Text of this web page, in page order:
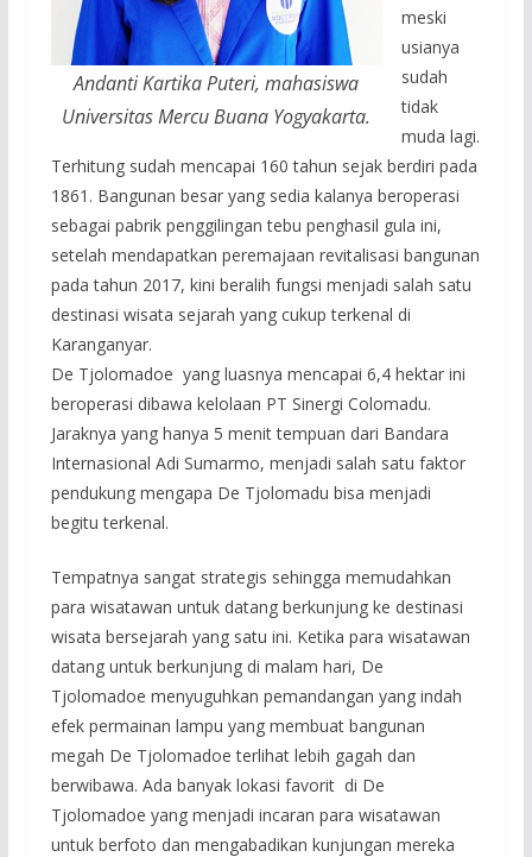
Andanti Kartika Puteri, mahasiswa
Universitas Mercu Buana Yogyakarta.
meski
usianya
sudah
tidak
muda lagi.
Terhitung sudah mencapai 160 tahun sejak berdiri pada
1861. Bangunan besar yang sedia kalanya beroperasi
sebagai pabrik penggilingan tebu penghasil gula ini,
setelah mendapatkan peremajaan revitalisasi bangunan
pada tahun 2017, kini beralih fungsi menjadi salah satu
destinasi wisata sejarah yang cukup terkenal di
Karanganyar.
De Tjolomadoe yang luasnya mencapai 6,4 hektar ini
beroperasi dibawa kelolaan PT Sinergi Colomadu.
Jaraknya yang hanya 5 menit tempuan dari Bandara
Internasional Adi Sumarmo, menjadi salah satu faktor
pendukung mengapa De Tjolomadu bisa menjadi
begitu terkenal.
Tempatnya sangat strategis sehingga memudahkan
para wisatawan untuk datang berkunjung ke destinasi
wisata bersejarah yang satu ini. Ketika para wisatawan
datang untuk berkunjung di malam hari, De
Tjolomadoe menyuguhkan pemandangan yang indah
efek permainan lampu yang membuat bangunan
megah De Tjolomadoe terlihat lebih gagah dan
berwibawa. Ada banyak lokasi favorit di De
Tjolomadoe yang menjadi incaran para wisatawan
untuk berfoto dan mengabadikan kunjungan mereka